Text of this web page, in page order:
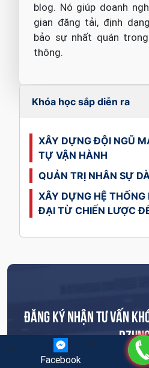
blog. Nó giúp doanh
gian đăng tải, định
bảo sự nhất quán
thông.
Khóa học sắp diễn ra
XÂY DỰNG ĐỘI NGŨ
TỰ VẬN HÀNH
QUẢN TRỊ NHÂN SỰ
XÂY DỰNG HỆ THỐNG
ĐẠI TỪ CHIẾN LƯỢC
ĐĂNG KÝ NHẬN TƯ VẤN
Facebook
Gọi